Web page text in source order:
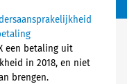
een betaling uit
in 2018, en niet
brengen.